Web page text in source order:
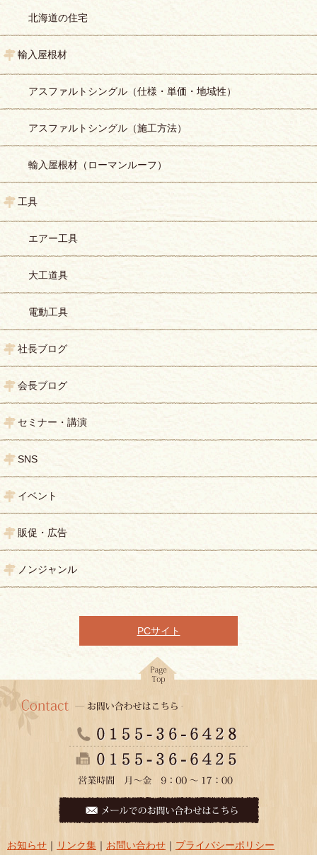
北海道の住宅
輸入屋根材
アスファルトシングル（仕様・単価・地域性）
アスファルトシングル（施工方法）
輸入屋根材（ローマンルーフ）
工具
エアー工具
大工道具
電動工具
社長ブログ
会長ブログ
セミナー・講演
SNS
イベント
販促・広告
ノンジャンル
PCサイト
お知らせ ｜ リンク集 ｜ お問い合わせ ｜ プライバシーポリシー